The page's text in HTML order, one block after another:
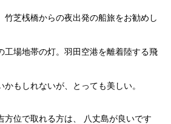
竹芝桟橋からの夜出発の船旅をお勧めし
工場地帯の灯。羽田空港を離着陸する飛
もしれないが、とっても美しい。
方位で取れる方は、 八丈島が良いです